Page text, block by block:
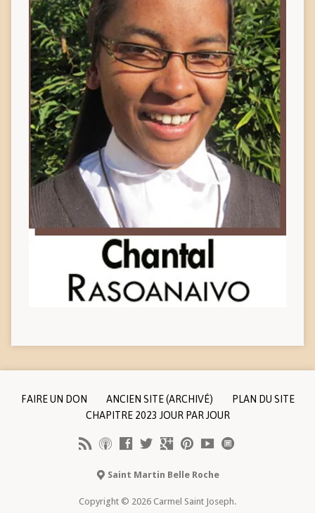
FAIRE UN DON ANCIEN SITE (ARCHIVÉ)
PLAN DU SITE
CHAPITRE 2023 JOUR PAR JOUR
Saint Martin Belle Roche
Copyright © 2026 Carmel Saint Joseph.